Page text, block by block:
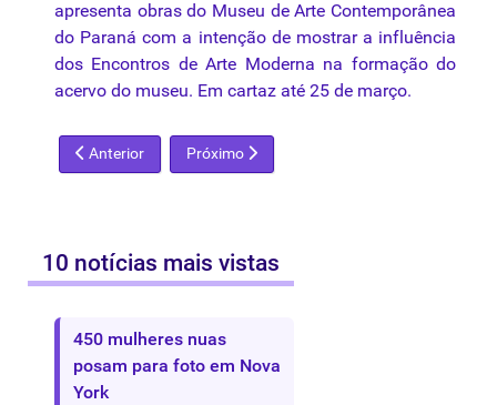
apresenta obras do Museu de Arte Contemporânea
do Paraná com a intenção de mostrar a influência
dos Encontros de Arte Moderna na formação do
acervo do museu. Em cartaz até 25 de março.
Artigo anterior: Retratos de Donatello e Boticelli estão no Met
Anterior Próximo artigo: Museu de Arte
Próximo
10 notícias mais vistas
450 mulheres nuas
posam para foto em Nova
York